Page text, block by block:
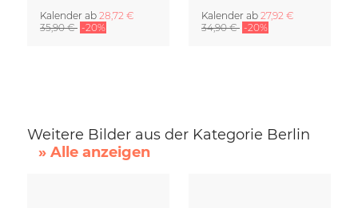
Kalender ab 28,72 €
35,90 € -20%
Kalender ab 27,92 €
34,90 € -20%
Weitere Bilder aus der Kategorie Berlin
» Alle anzeigen